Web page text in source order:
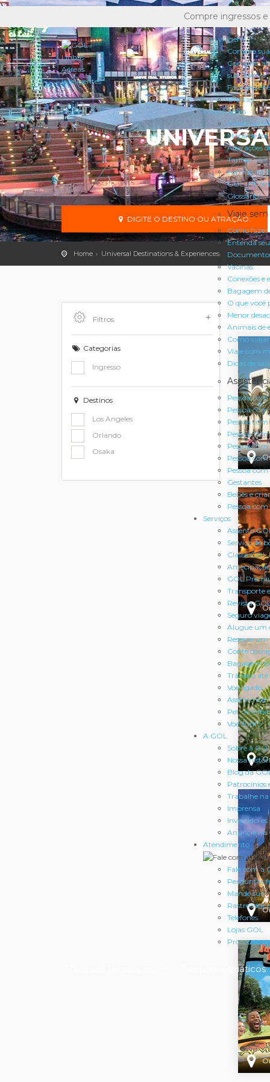
Compre ingressos
Sua viagem
Compre
Consulte,
sua reserva
Faça seu
Ofertas
Informações
Tabela de
Mapa de
Alterações
Tarifas
Formas de
GOL
Glossário
Viaje
Como fazer
Entenda
Vacinas
Conexões e
Bagagem
O que você
Menor
Animais de
Como
Viaje com
Dicas de
Pessoa
Pessoa
Pessoa
Pessoa
Pessoa
Pessoa
Pessoa
Gestantes
Bebês e
Pessoa
Serviços
Assento
Serviço de
Classe
GOL
Transporte
Revista
Seguro
Alugue um
Reserve
Conte
Bagagem
Trânsito
Voe ligado
Assento
Pet na
Voe Junto
A GOL
Sobre a
Nossa
Blog da
Patrocínios
Trabalhe
Imprensa
Investidores
Anuncie na
Atendimento
Fale com a
Perguntas
Mande sua
Rastreador
Telefones
Lojas GOL
Protocolo
Parques Aquáticos
DIGITE O DESTINO OU ATRAÇÃO:
Home Universal Destinations & Experiences
Filtros
Categorias
Ingresso
Destinos
Los Angeles
Orlando
Osaka